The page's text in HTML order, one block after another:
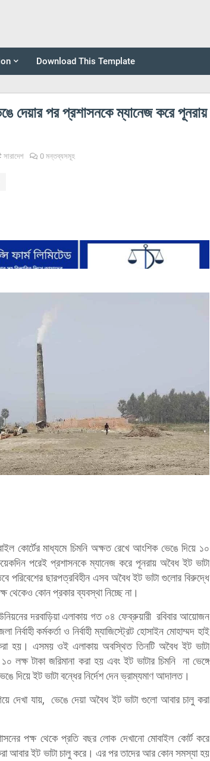
Download This Template
দেয়ার পর প্রশাসনকে ম্যানেজ করে পূনরায়
সারাদেশ 0 মন্তব্যসমূহ
কোর্টের মাধ্যমে চিমনি অক্ষত রেখে আংশিক ভেঙে দিয়ে ১০
পরেই প্রশাসনকে ম্যানেজ করে পূনরায় অবৈধ ইট ভাটা
পরিবেশের ছারপত্রবিহীন এসব অবৈধ ইট ভাটা গুলোর বিরুদ্ধে
থেকেও কোন প্রকার ব্যবস্থা নিচ্ছে না।
দরবাড়িয়া এলাকায় গত ০৪ ফেব্রুয়ারী রবিবার আয়োজন
কর্মকর্তা ও নির্বাহী ম্যাজিস্ট্রেট হোসাইন মোহাম্মদ হাই
হয়। এসময় ওই এলাকায় অবস্থিত তিনটি অবৈধ ইট ভাটা
টাকা জরিমানা করা হয় এবং ইট ভাটার চিমনি না ভেঙ্গে
দিয়ে ইট ভাটা বন্ধের নির্দেশ দেন ভ্রাম্যমাণ আদালত।
দেখা যায়, ভেঙে দেয়া অবৈধ ইট ভাটা গুলো আবার চালু করা
পক্ষ থেকে প্রতি বছর লোক দেখানো মোবাইল কোর্ট করে
আবার ইট ভাটা চালু করে। এর পর তাদের আর কোন সমস্যা হয়